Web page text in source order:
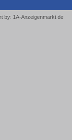
by: 1A-Anzeigenmarkt.de